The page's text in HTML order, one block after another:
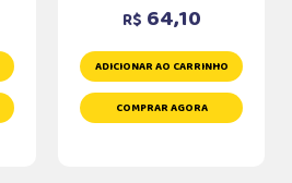
R$ 64,10
ADICIONAR AO CARRINHO
COMPRAR AGORA